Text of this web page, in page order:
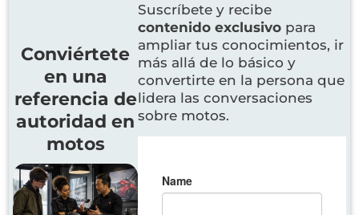
Conviértete
en una
referencia de
autoridad en
motos
Suscríbete y recibe
contenido exclusivo para
ampliar tus conocimientos, ir
más allá de lo básico y
convertirte en la persona que
lidera las conversaciones
sobre motos.